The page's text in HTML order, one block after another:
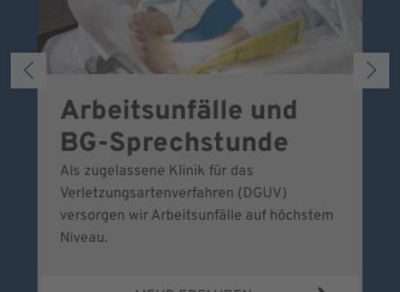
Arbeitsunfälle und
BG-Sprechstunde
Als zugelassene Klinik für das
Verletzungsartenverfahren (DGUV)
versorgen wir Arbeitsunfälle auf höchstem
Niveau.